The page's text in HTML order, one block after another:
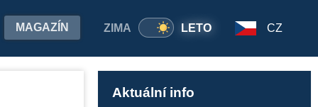
ZIMA LETO
MAGAZÍN CZ
Aktuální info